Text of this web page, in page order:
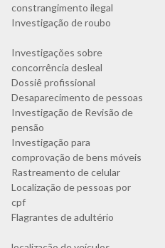
constrangimento ilegal
Investigação de roubo
Investigações sobre
concorrência desleal
Dossiê profissional
Desaparecimento de pessoas
Investigação de Revisão de
pensão
Investigação para
comprovação de bens móveis
Rastreamento de celular
Localização de pessoas por
cpf
Flagrantes de adultério